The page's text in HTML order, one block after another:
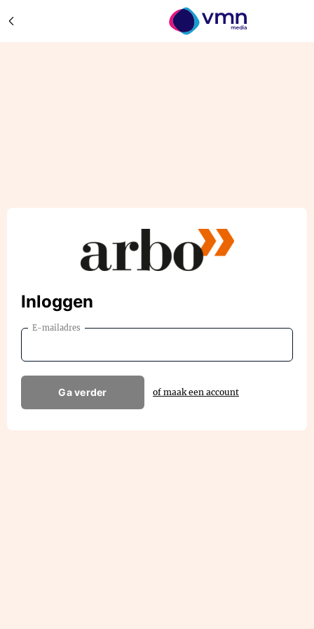
Inloggen
E-mailadres
Ga verder of maak een account